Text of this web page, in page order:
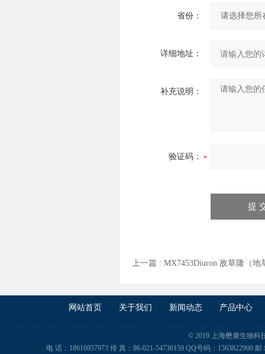
省份：
详细地址：
补充说明：
验证码：
上一篇 : MX7453Diuron 敌草隆（地
网站首页 关于我们 新闻动态 产品中心
© 2019 上海懋康生物科
电 话：18616957973 传 真：86-021-54736159 QQ号码：1563822900